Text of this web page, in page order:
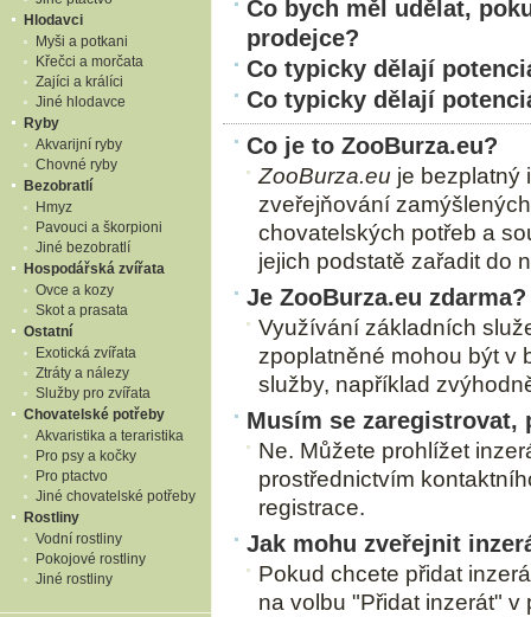
Hlodavci
Myši a potkani
Křečci a morčata
Zajíci a králíci
Jiné hlodavce
Ryby
Akvarijní ryby
Chovné ryby
Bezobratlí
Hmyz
Pavouci a škorpioni
Jiné bezobratlí
Hospodářská zvířata
Ovce a kozy
Skot a prasata
Ostatní
Exotická zvířata
Ztráty a nálezy
Služby pro zvířata
Chovatelské potřeby
Akvaristika a teraristika
Pro psy a kočky
Pro ptactvo
Jiné chovatelské potřeby
Rostliny
Vodní rostliny
Pokojové rostliny
Jiné rostliny
Co bych měl udělat,
prodejce?
Co typicky dělají
Co typicky dělají
Co je to ZooBurza.eu?
ZooBurza.eu je bezplatný
zveřejňování
chovatelských potřeb a
jejich podstatě zařadit do
Je ZooBurza.eu zdarma?
Využívání základních
zpoplatněné mohou být v
služby, například
Musím se zaregistrovat,
Ne. Můžete prohlížet
prostřednictvím
registrace.
Jak mohu zveřejnit
Pokud chcete přidat
na volbu "Přidat inzerát"